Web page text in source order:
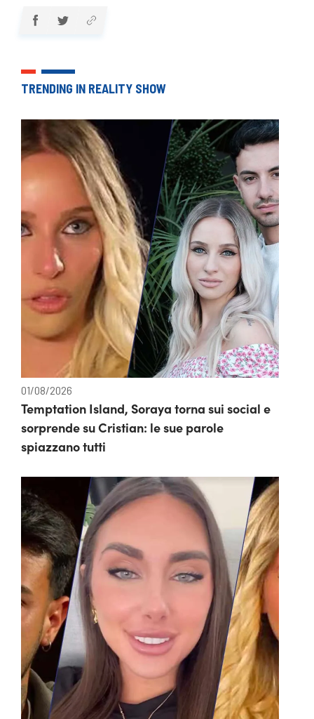
TRENDING IN REALITY SHOW
01/08/2026
Temptation Island, Soraya torna sui social e
sorprende su Cristian: le sue parole
spiazzano tutti